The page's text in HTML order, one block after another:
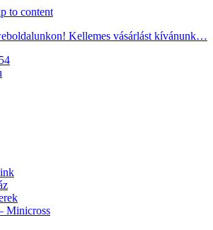
to content
Kellemes vásárlást kívánunk…
Minicross